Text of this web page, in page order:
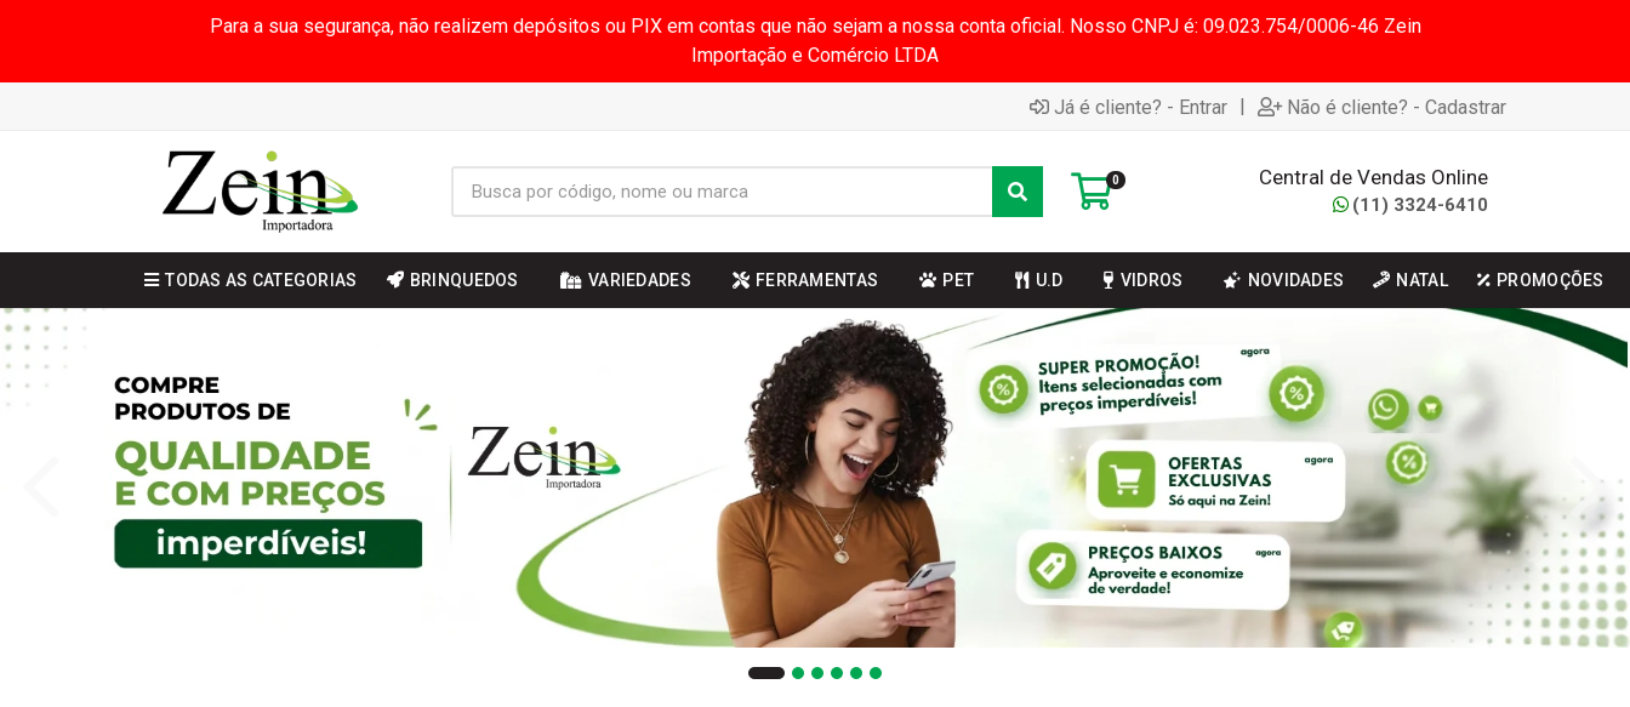
Para a sua segurança, não realizem depósitos ou PIX em contas que não sejam a nossa conta oficial. Nosso CNPJ é: 09.023.754/0006-46 Zein
Importação e Comércio LTDA
Já é cliente? - Entrar | Não é cliente? - Cadastrar
0 Central de Vendas Online
(11) 3324-6410
TODAS AS CATEGORIAS BRINQUEDOS VARIEDADES FERRAMENTAS PET U.D VIDROS NOVIDADES NATAL PROMOÇÕES